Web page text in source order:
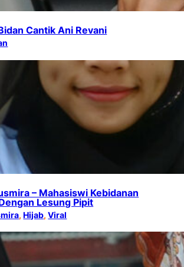
Cantik Ani Revani
– Mahasiswi Kebidanan
Lesung Pipit
, Hijab, Viral